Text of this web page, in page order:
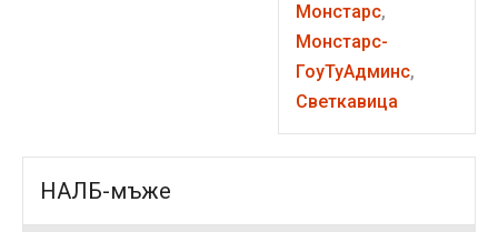
Монстарс,
Монстарс-
ГоуТуАдминс,
Светкавица
НАЛБ-мъже